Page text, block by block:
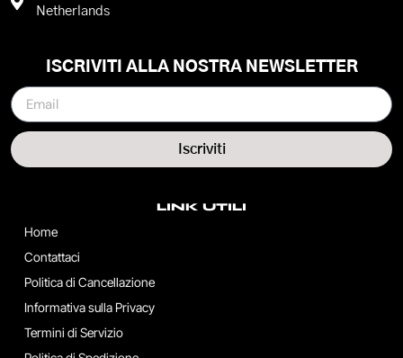
Netherlands
LINK UTILI
Home
Contattaci
Politica di Cancellazione
Informativa sulla Privacy
Termini di Servizio
ISCRIVITI ALLA NOSTRA NEWSLETTER
Iscriviti